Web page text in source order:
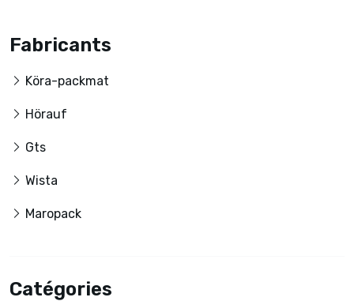
Fabricants
Köra-packmat
Hörauf
Gts
Wista
Maropack
Catégories